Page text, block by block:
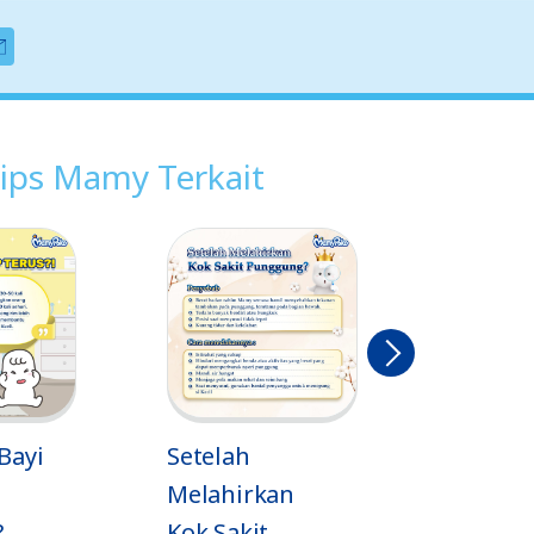
Mamy Terkait
Sayatan
Próximo